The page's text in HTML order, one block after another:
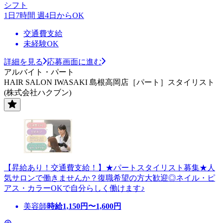
シフト
1日7時間 週4日からOK
交通費支給
未経験OK
詳細を見る
応募画面に進む
アルバイト・パート
HAIR SALON IWASAKI 島根高岡店［パート］スタイリスト
(株式会社ハクブン)
【昇給あり！交通費支給！】★パートスタイリスト募集★人
気サロンで働きませんか？復職希望の方大歓迎◎ネイル・ピ
アス・カラーOKで自分らしく働けます♪
美容師時給1,150円〜1,600円